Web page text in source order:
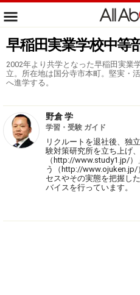
早稲田実業学校中等
2002年より共学となった早稲田実業
立。所在地は国分寺市本町。堅実・
へ進学する。
野倉 学
学習・受験 ガイド
リクルートを退社後、独
験対策研究所を立ち上げ
（http://www.study1.jp/
う（http://www.ojuken.jp/
セスやその実態を把握し
バイスを行っています。